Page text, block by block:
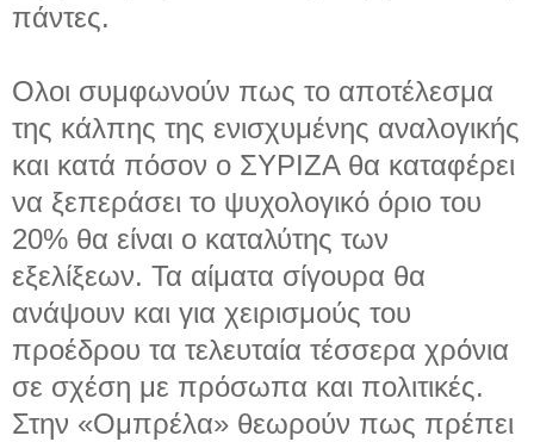
πάντες.
Ολοι συμφωνούν πως το αποτέλεσμα
της κάλπης της ενισχυμένης αναλογικής
και κατά πόσον ο ΣΥΡΙΖΑ θα καταφέρει
να ξεπεράσει το ψυχολογικό όριο του
20% θα είναι ο καταλύτης των
εξελίξεων. Τα αίματα σίγουρα θα
ανάψουν και για χειρισμούς του
προέδρου τα τελευταία τέσσερα χρόνια
σε σχέση με πρόσωπα και πολιτικές.
Στην «Ομπρέλα» θεωρούν πως πρέπει